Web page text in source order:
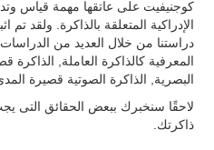
كوجنيفيت على عاتقها مهمة قياس
الإدراكية المتعلقة بالذاكرة. ولقد
دراستنا من خلال العديد من الدراسات
المعرفية كالذاكرة العاملة, الذاكرة
البصرية, الذاكرة الصوتية قصيرة
لاحقًا سنخبرك ببعض الحقائق التى
ذاكرتك.